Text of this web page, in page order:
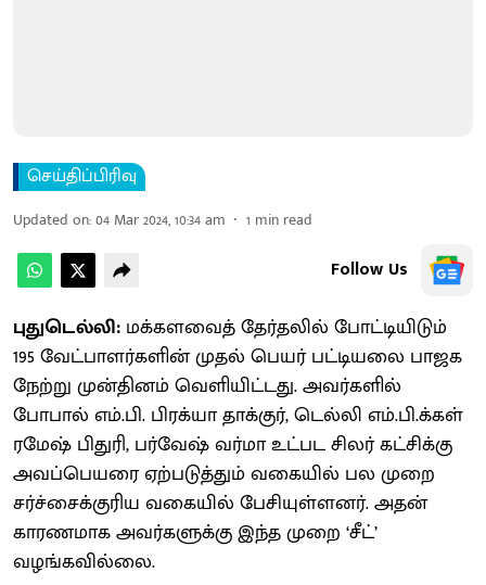
செய்திப்பிரிவு
Updated on:04 Mar 2024, 10:34 am 1 min read
Follow Us
புதுடெல்லி: மக்களவைத் தேர்தலில் போட்டியிடும்
195 வேட்பாளர்களின் முதல் பெயர் பட்டியலை பாஜக
நேற்று முன்தினம் வெளியிட்டது. அவர்களில்
போபால் எம்.பி. பிரக்யா தாக்குர், டெல்லி எம்.பி.க்கள்
ரமேஷ் பிதுரி, பர்வேஷ் வர்மா உட்பட சிலர் கட்சிக்கு
அவப்பெயரை ஏற்படுத்தும் வகையில் பல முறை
சர்ச்சைக்குரிய வகையில் பேசியுள்ளனர். அதன்
காரணமாக அவர்களுக்கு இந்த முறை ‘சீட்’
வழங்கவில்லை.